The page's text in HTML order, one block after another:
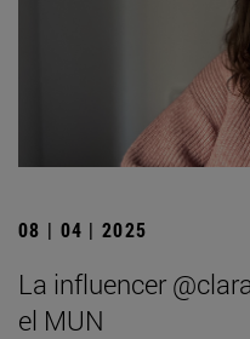
08 | 04 | 2025
La influencer
el MUN